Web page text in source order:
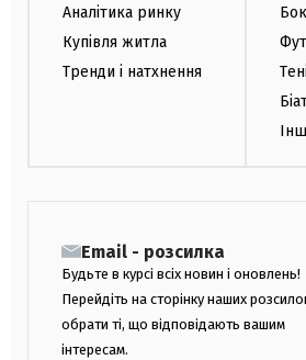
Аналітика ринку
Купівля житла
Тренди і натхнення
Email - розсилка
Будьте в курсі всіх новин і оновлень!
Перейдіть на сторінку наших
обрати ті, що відповідають вашим
інтересам.